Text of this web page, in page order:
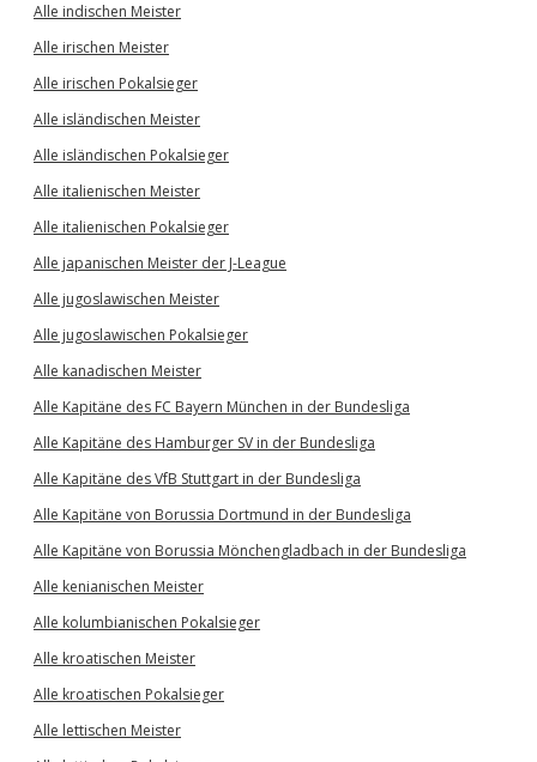
Alle indischen Meister
Alle irischen Meister
Alle irischen Pokalsieger
Alle isländischen Meister
Alle isländischen Pokalsieger
Alle italienischen Meister
Alle italienischen Pokalsieger
Alle japanischen Meister der J-League
Alle jugoslawischen Meister
Alle jugoslawischen Pokalsieger
Alle kanadischen Meister
Alle Kapitäne des FC Bayern München in der Bundesliga
Alle Kapitäne des Hamburger SV in der Bundesliga
Alle Kapitäne des VfB Stuttgart in der Bundesliga
Alle Kapitäne von Borussia Dortmund in der Bundesliga
Alle Kapitäne von Borussia Mönchengladbach in der Bundesliga
Alle kenianischen Meister
Alle kolumbianischen Pokalsieger
Alle kroatischen Meister
Alle kroatischen Pokalsieger
Alle lettischen Meister